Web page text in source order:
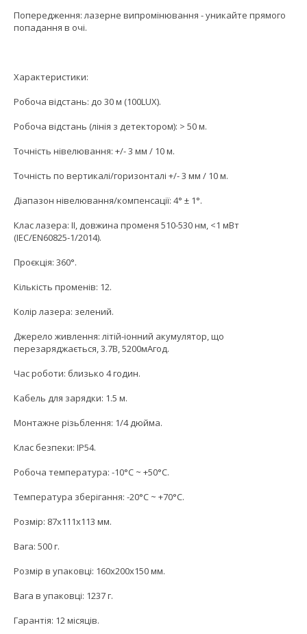
Попередження: лазерне випромінювання - уникайте прямого
попадання в очі.
Характеристики:
Робоча відстань: до 30 м (100LUX).
Робоча відстань (лінія з детектором): > 50 м.
Точність нівелювання: +/- 3 мм / 10 м.
Точність по вертикалі/горизонталі +/- 3 мм / 10 м.
Діапазон нівелювання/компенсації: 4° ± 1°.
Клас лазера: II, довжина променя 510-530 нм, <1 мВт
(IEC/EN60825-1/2014).
Проєкція: 360°.
Кількість променів: 12.
Колір лазера: зелений.
Джерело живлення: літій-іонний акумулятор, що
перезаряджається, 3.7В, 5200мАгод.
Час роботи: близько 4 годин.
Кабель для зарядки: 1.5 м.
Монтажне різьблення: 1/4 дюйма.
Клас безпеки: IP54.
Робоча температура: -10°C ~ +50°C.
Температура зберігання: -20°C ~ +70°C.
Розмір: 87x111x113 мм.
Вага: 500 г.
Розмір в упаковці: 160x200x150 мм.
Вага в упаковці: 1237 г.
Гарантія: 12 місяців.